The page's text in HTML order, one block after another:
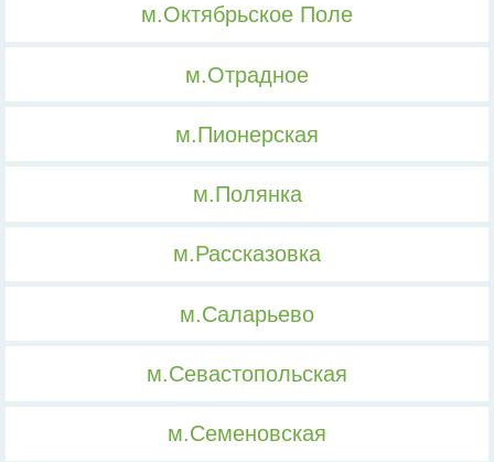
м.Октябрьское Поле
м.Отрадное
м.Пионерская
м.Полянка
м.Рассказовка
м.Саларьево
м.Севастопольская
м.Семеновская